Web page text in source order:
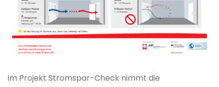
Im Projekt Stromspar-Check nimmt die